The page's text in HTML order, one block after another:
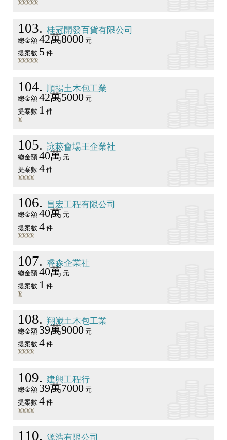
103 桂冠開發百貨有限公司
總金額 42萬8000元
提案數 5件
104 順揚土木包工業
總金額 42萬5000元
提案數 1 件
105 詠菘會場王企業社
總金額 40萬 元
提案數 4件
106 昌宏工程有限公司
總金額 40萬 元
提案數 4件
107 睿森企業社
總金額 40萬 元
提案數 1 件
108 翔崴土木包工業
總金額 39萬9000元
提案數 4件
109 建興工程行
總金額 39萬7000元
提案數 4件
110 源浩有限公司